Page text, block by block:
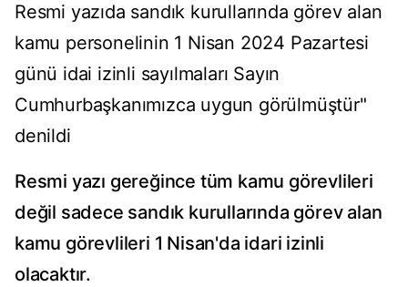
Resmi yazıda sandık kurullarında görev alan
kamu personelinin 1 Nisan 2024 Pazartesi
günü idai izinli sayılmaları Sayın
Cumhurbaşkanımızca uygun görülmüştür"
denildi
Resmi yazı gereğince tüm kamu görevlileri
değil sadece sandık kurullarında görev alan
kamu görevlileri 1 Nisan'da idari izinli
olacaktır.